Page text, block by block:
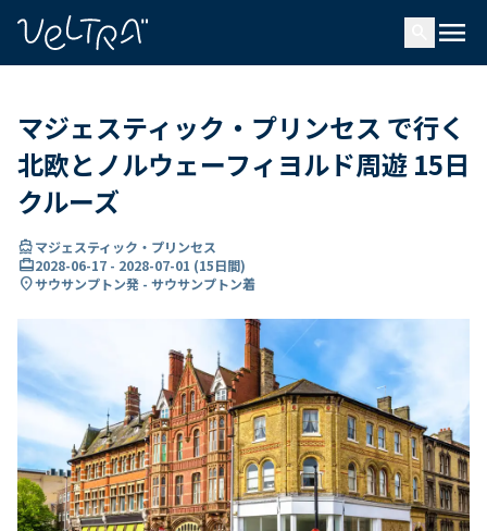
menu
マジェスティック・プリンセス で行く
北欧とノルウェーフィヨルド周遊 15日
クルーズ
directions_boatマジェスティック・プリンセス
card_travel2028-06-17 - 2028-07-01 (15日間)
location_onサウサンプトン発 - サウサンプトン着